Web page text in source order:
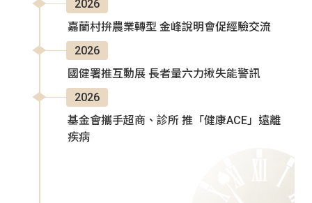
2026
嘉蘭村拚農業轉型 金峰說明會促經驗交流
2026
國健署推互動展 長者量六力揪失能警訊
2026
基金會攜手超商、診所 推「健康ACE」遠離
疾病